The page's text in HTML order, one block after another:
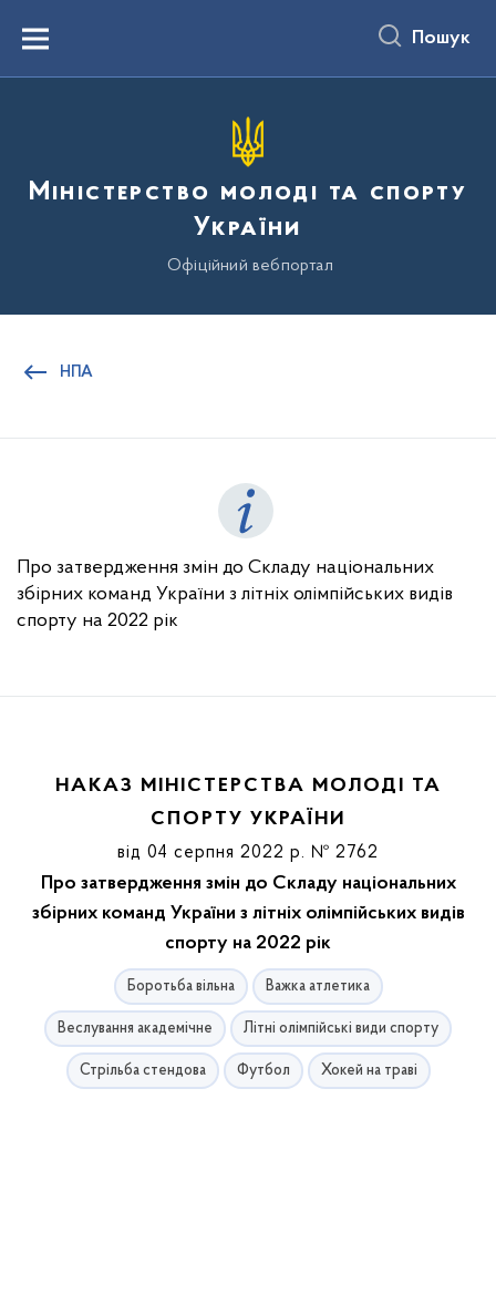
вмістуMenu Пошук
Міністерство молоді та спорту
України
Офіційний вебпортал
НПА
Про затвердження змін до Складу національних
збірних команд України з літніх олімпійських видів
спорту на 2022 рік
НАКАЗ МІНІСТЕРСТВА МОЛОДІ ТА
СПОРТУ УКРАЇНИ
від 04 серпня 2022 р. № 2762
Про затвердження змін до Складу національних
збірних команд України з літніх олімпійських видів
спорту на 2022 рік
Боротьба вільна Важка атлетика
Веслування академічне Літні олімпійські види спорту
Стрільба стендова Футбол Хокей на траві